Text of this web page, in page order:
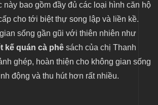
bao gồm đầy đủ các loại hình căn hộ
cho tới biệt thự song lập và liền kề.
sống gần gũi với thiên nhiên như
kế quán cà phê sách của chị Thanh
ghép, hoàn thiện cho không gian sống
động và thu hút hơn rất nhiều.